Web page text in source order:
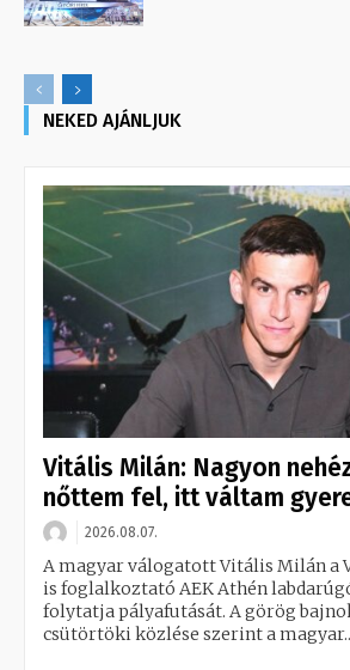
NEKED AJÁNLJUK
Vitális Milán: Nagyon
nőttem fel, itt váltam
2026.08.07.
A magyar válogatott Vitális Milán a
is foglalkoztató AEK Athén
folytatja pályafutását. A görög
csütörtöki közlése szerint a